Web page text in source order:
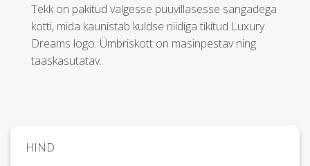
Tekk on pakitud valgesse puuvillasesse sangadega
kotti, mida kaunistab kuldse niidiga tikitud Luxury
Dreams logo. Ümbriskott on masinpestav ning
taaskasutatav.
HIND